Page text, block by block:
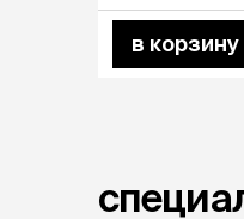
в корзину